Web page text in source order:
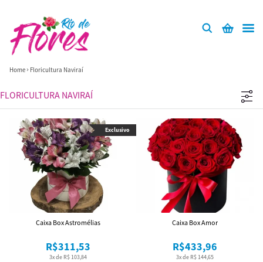
Home Floricultura Naviraí
FLORICULTURA NAVIRAÍ
3x de R$ 103,84
R$311,53
Caixa Box Astromélias
Exclusivo
3x de R$ 144,65
R$433,96
Caixa Box Amor